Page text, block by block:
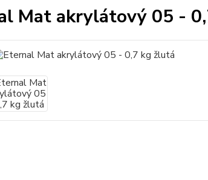
Mat akrylátový 05 -